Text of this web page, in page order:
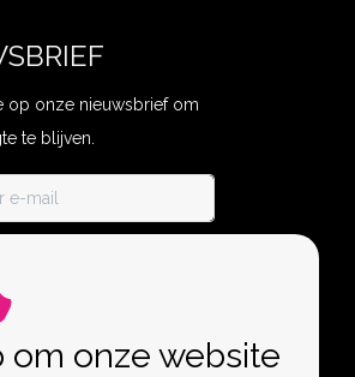
op onze nieuwsbrief om
te blijven.
om onze website